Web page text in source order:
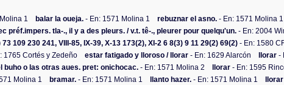
1 balar la oueja. - En: 1571 Molina 1 rebuznar el asno. - En: 1571 Molina 1
préf.impers. tla-., il y a des pleurs. / v.t. tê-., pleurer pour quelqu'un. - En: 2004
109 230 241, VIII-85, IX-39, X-13 173(2), XI-2 6 8(3) 9 11 29(2) 69(2) - En: 1580
1765 Cortés y Zedeño estar fatigado y lloroso / llorar - En: 1629 Alarcón llorar -
buho o las otras aues. pret: onichocac. - En: 1571 Molina 2 llorar - En: 1595
Molina 1 bramar. - En: 1571 Molina 1 llanto hazer. - En: 1571 Molina 1 llorar